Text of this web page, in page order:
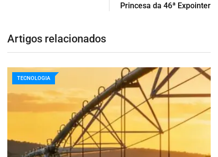
Princesa da 46ª Expointer
Artigos relacionados
TECNOLOGIA